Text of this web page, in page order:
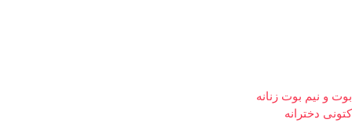
بوت و نیم بوت زنانه
کتونی دخترانه